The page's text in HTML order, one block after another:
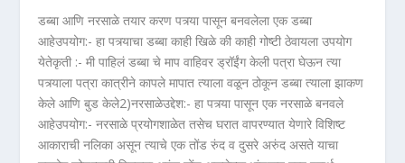
डब्बा आणि नरसाळे तयार करण पत्र्या पासून बनवलेला एक डब्बा
आहेउपयोग:- हा पत्र्याचा डब्बा काही खिळे की काही गोष्टी ठेवायला उपयोग
येतेकृती :- मी पाहिलं डब्बा चे माप वाहिवर ड्रॉईंग केली पत्रा घेऊन त्या
पत्र्याला पत्रा कात्रीने कापले मापात त्याला वळून ठोकून डब्बा त्याला झाकण
केले आणि बुड केले2)नरसाळेउद्देश:- हा पत्र्या पासून एक नरसाळे बनवले
आहेउपयोग:- नरसाळे प्रयोगशाळेत तसेच घरात वापरण्यात येणारे विशिष्ट
आकाराची नलिका असून त्याचे एक तोंड रुंद व दुसरे अरुंद असते याचा